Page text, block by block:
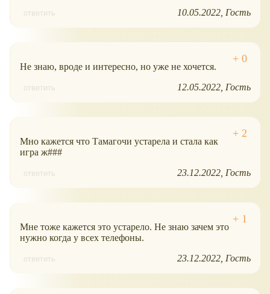
ответить 10.05.2022 Гость
Не знаю, вроде и интересно, но уже не хочется.
ответить 12.05.2022 Гость
Мно кажется что Тамагочи устарела и стала как
игра ж###
ответить 23.12.2022 Гость
Мне тоже кажется это устарело. Не знаю зачем это
нужно когда у всех телефоны.
ответить 23.12.2022 Гость